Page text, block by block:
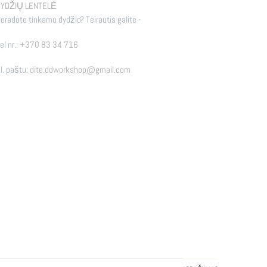
LENTELĖ
tinkamo dydžio? Teirautis galite -
nr.: +370 83 34 716
paštu: dite.ddworkshop@gmail.com